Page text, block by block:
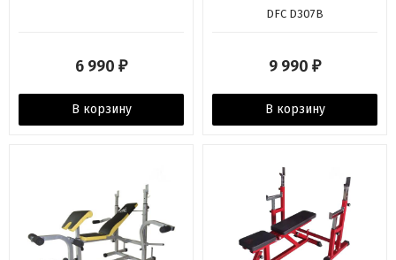
6 990 ₽
В корзину
DFC D307B
9 990 ₽
В корзину